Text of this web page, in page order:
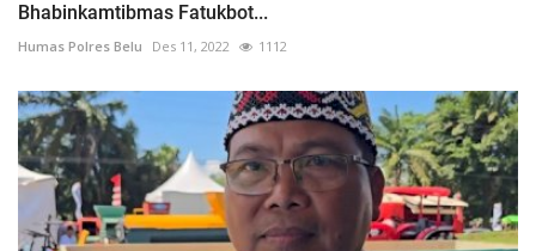
Bhabinkamtibmas Fatukbot...
Humas Polres Belu Des 11, 2022 1112